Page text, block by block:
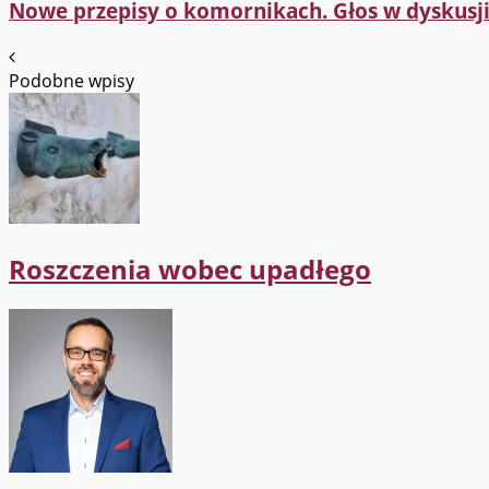
Nowe przepisy o komornikach. Głos w
Podobne wpisy
Roszczenia wobec upadłego